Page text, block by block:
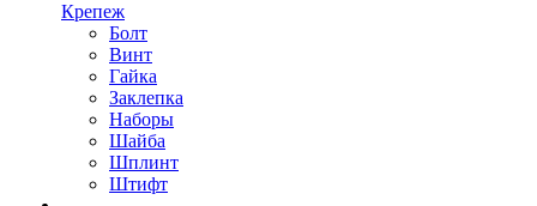
Крепеж
Болт
Винт
Гайка
Заклепка
Наборы
Шайба
Шплинт
Штифт